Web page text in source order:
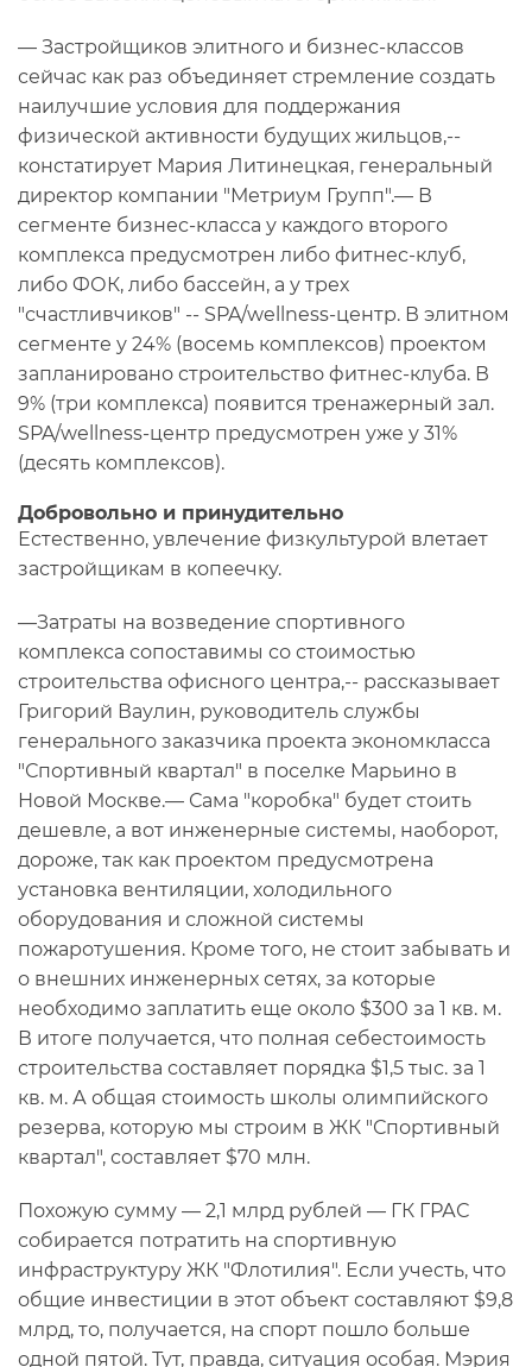
— Застройщиков элитного и бизнес-классов
сейчас как раз объединяет стремление создать
наилучшие условия для поддержания
физической активности будущих жильцов,--
констатирует Мария Литинецкая, генеральный
директор компании "Метриум Групп".— В
сегменте бизнес-класса у каждого второго
комплекса предусмотрен либо фитнес-клуб,
либо ФОК, либо бассейн, а у трех
"счастливчиков" -- SPA/wellness-центр. В элитном
сегменте у 24% (восемь комплексов) проектом
запланировано строительство фитнес-клуба. В
9% (три комплекса) появится тренажерный зал.
SPA/wellness-центр предусмотрен уже у 31%
(десять комплексов).
Добровольно и принудительно
Естественно, увлечение физкультурой влетает
застройщикам в копеечку.
—Затраты на возведение спортивного
комплекса сопоставимы со стоимостью
строительства офисного центра,-- рассказывает
Григорий Ваулин, руководитель службы
генерального заказчика проекта экономкласса
"Спортивный квартал" в поселке Марьино в
Новой Москве.— Сама "коробка" будет стоить
дешевле, а вот инженерные системы, наоборот,
дороже, так как проектом предусмотрена
установка вентиляции, холодильного
оборудования и сложной системы
пожаротушения. Кроме того, не стоит забывать и
о внешних инженерных сетях, за которые
необходимо заплатить еще около $300 за 1 кв. м.
В итоге получается, что полная себестоимость
строительства составляет порядка $1,5 тыс. за 1
кв. м. А общая стоимость школы олимпийского
резерва, которую мы строим в ЖК "Спортивный
квартал", составляет $70 млн.
Похожую сумму — 2,1 млрд рублей — ГК ГРАС
собирается потратить на спортивную
инфраструктуру ЖК "Флотилия". Если учесть, что
общие инвестиции в этот объект составляют $9,8
млрд, то, получается, на спорт пошло больше
одной пятой. Тут, правда, ситуация особая. Мэрия